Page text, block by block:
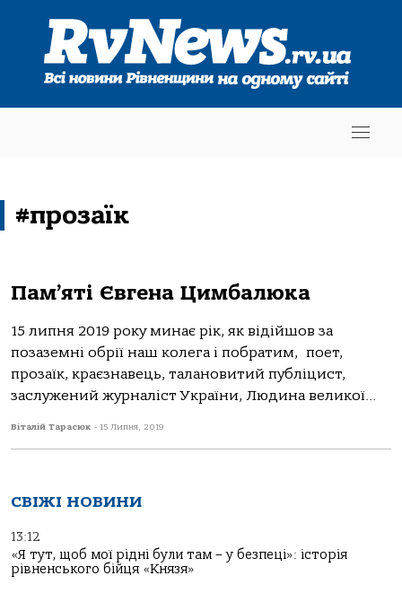
#прозаїк
Пам’яті Євгена Цимбалюка
15 липня 2019 року минає рік, як відійшов за
позаземні обрії наш колега і побратим, поет,
прозаїк, краєзнавець, талановитий публіцист,
заслужений журналіст України, Людина великої...
Віталій Тарасюк - 15 Липня, 2019
СВІЖІ НОВИНИ
13:12
«Я тут, щоб мої рідні були там – у безпеці»: історія
рівненського бійця «Князя»